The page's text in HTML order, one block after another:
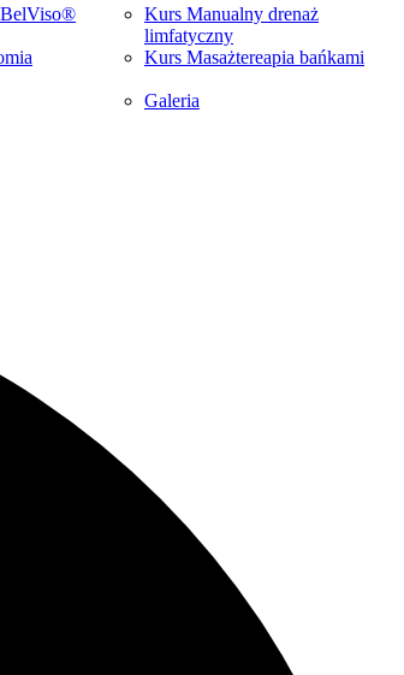
Kurs Manualny drenaż
limfatyczny
Kurs Masażtereapia bańkami
Galeria